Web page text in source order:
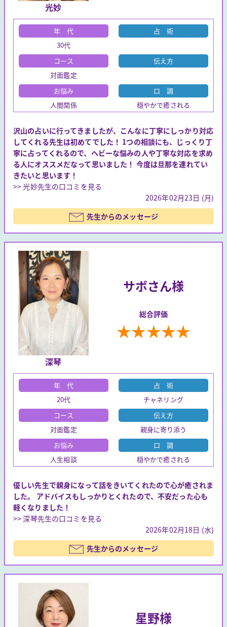
光妙
年 代
30代
コース
対面鑑定
お悩み
人間関係
占 術
伝え方
口 調
穏やかで癒される
沢山の占いに行ってきましたが、こんなに丁寧にしっかり対応
してくれる先生は初めてでした！ 1つの相談にも、じっくり丁
寧に占ってくれるので、ヘビーな悩みの人や丁寧な対応を求め
る人にオススメだなって思いました！ 今度は旦那を連れてい
きたいと思います！
>> 光妙先生の口コミを見る
2026年02月23日 (月)
先生からのメッセージ
深琴
サボさん様
総合評価
★★★★★
年 代
20代
コース
対面鑑定
お悩み
人生相談
占 術
チャネリング
伝え方
親身に寄り添う
口 調
穏やかで癒される
優しい先生で親身になって話をきいてくれたので心が癒されま
した。 アドバイスもしっかりとくれたので、不安だった心も
軽くなりました！
>> 深琴先生の口コミを見る
2026年02月18日 (水)
先生からのメッセージ
星野様